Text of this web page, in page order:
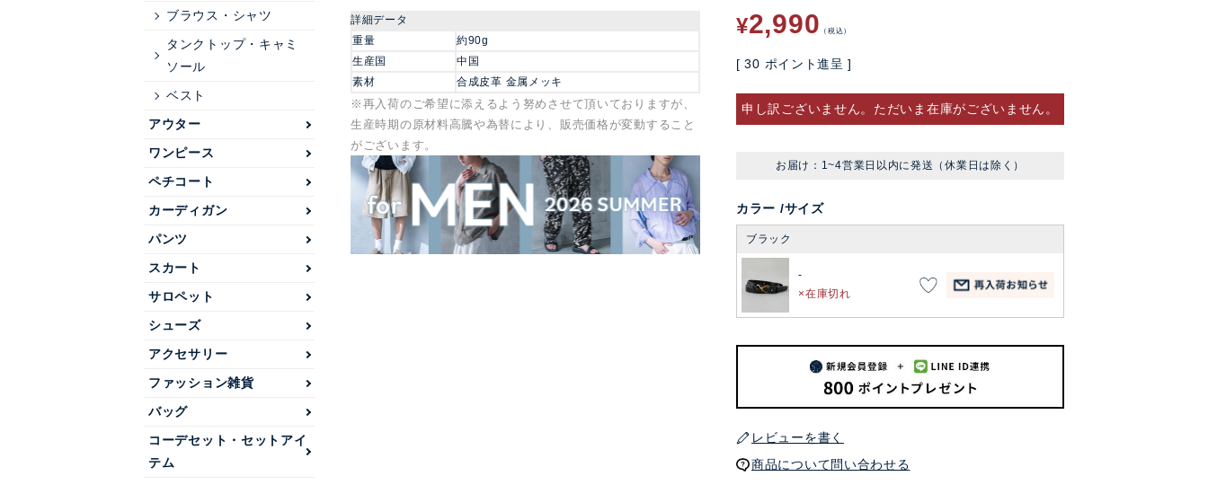
ブラウス・シャツ
タンクトップ・キャミ
ソール
ベスト
アウター
ワンピース
ペチコート
カーディガン
パンツ
スカート
サロペット
シューズ
アクセサリー
ファッション雑貨
バッグ
コーデセット・セットアイ
テム
¥2,990 税込
[ 30 ポイント進呈 ]
申し訳ございません。ただいま在庫がございません。
お届け：1~4営業日以内に発送（休業日は除く）
カラー サイズ
ブラック
-
在庫切れ
レビューを書く
商品について問い合わせる
詳細データ
重量
約90g
生産国
中国
素材
合成皮革 金属メッキ
※再入荷のご希望に添えるよう努めさせて頂いておりますが、
生産時期の原材料高騰や為替により、販売価格が変動すること
がございます。